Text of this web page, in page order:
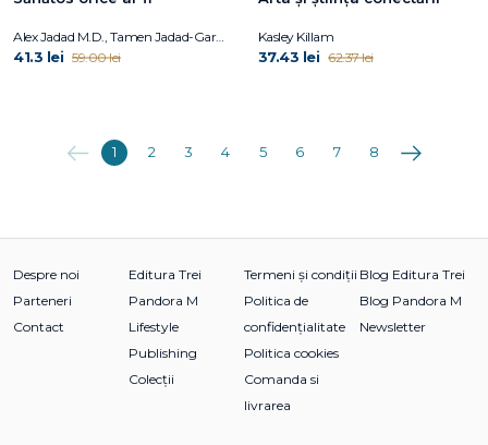
Alex Jadad M.D., Tamen Jadad-Garcia
41.3 lei 59.00 lei
Kasley Killam
37.43 lei 62.37 lei
Anterioara
1 2 3 4 5 6 7 8 Următoarea
Despre noi
Parteneri
Contact
Editura Trei
Pandora M
Lifestyle
Publishing
Colecții
Termeni și condiții
Politica de
confidențialitate
Politica cookies
Comanda si
livrarea
Blog Editura Trei
Blog Pandora M
Newsletter